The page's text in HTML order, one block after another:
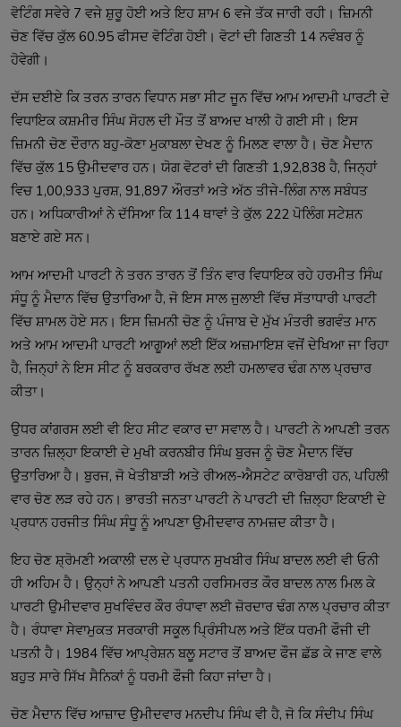
ਵੋਟਿੰਗ ਸਵੇਰੇ 7 ਵਜੇ ਸ਼ੁਰੂ ਹੋਈ ਅਤੇ ਇਹ ਸ਼ਾਮ 6 ਵਜੇ ਤੱਕ ਜਾਰੀ ਰਹੀ। ਜ਼ਿਮਨੀ
ਚੋਣ ਵਿੱਚ ਕੁੱਲ 60.95 ਫੀਸਦ ਵੋਟਿੰਗ ਹੋਈ। ਵੋਟਾਂ ਦੀ ਗਿਣਤੀ 14 ਨਵੰਬਰ ਨੂੰ
ਦੱਸ ਦਈਏ ਕਿ ਤਰਨ ਤਾਰਨ ਵਿਧਾਨ ਸਭਾ ਸੀਟ ਜੂਨ ਵਿੱਚ ਆਮ ਆਦਮੀ ਪਾਰਟੀ ਦੇ
ਵਿਧਾਇਕ ਕਸ਼ਮੀਰ ਸਿੰਘ ਸੋਹਲ ਦੀ ਮੌਤ ਤੋਂ ਬਾਅਦ ਖਾਲੀ ਹੋ ਗਈ ਸੀ। ਇਸ
ਜ਼ਿਮਨੀ ਚੋਣ ਦੌਰਾਨ ਬਹੁ-ਕੋਣਾ ਮੁਕਾਬਲਾ ਦੇਖਣ ਨੂੰ ਮਿਲਣ ਵਾਲਾ ਹੈ। ਚੋਣ ਮੈਦਾਨ
ਵਿੱਚ ਕੁੱਲ 15 ਉਮੀਦਵਾਰ ਹਨ। ਯੋਗ ਵੋਟਰਾਂ ਦੀ ਗਿਣਤੀ 1,92,838 ਹੈ, ਜਿਨ੍ਹਾਂ
ਵਿਚ 1,00,933 ਪੁਰਸ਼, 91,897 ਔਰਤਾਂ ਅਤੇ ਅੱਠ ਤੀਜੇ-ਲਿੰਗ ਨਾਲ ਸਬੰਧਤ
ਹਨ। ਅਧਿਕਾਰੀਆਂ ਨੇ ਦੱਸਿਆ ਕਿ 114 ਥਾਵਾਂ ਤੇ ਕੁੱਲ 222 ਪੋਲਿੰਗ ਸਟੇਸ਼ਨ
ਆਮ ਆਦਮੀ ਪਾਰਟੀ ਨੇ ਤਰਨ ਤਾਰਨ ਤੋਂ ਤਿੰਨ ਵਾਰ ਵਿਧਾਇਕ ਰਹੇ ਹਰਮੀਤ ਸਿੰਘ
ਸੰਧੂ ਨੂੰ ਮੈਦਾਨ ਵਿੱਚ ਉਤਾਰਿਆ ਹੈ, ਜੋ ਇਸ ਸਾਲ ਜੁਲਾਈ ਵਿੱਚ ਸੱਤਾਧਾਰੀ ਪਾਰਟੀ
ਵਿੱਚ ਸ਼ਾਮਲ ਹੋਏ ਸਨ। ਇਸ ਜ਼ਿਮਨੀ ਚੋਣ ਨੂੰ ਪੰਜਾਬ ਦੇ ਮੁੱਖ ਮੰਤਰੀ ਭਗਵੰਤ ਮਾਨ
ਅਤੇ ਆਮ ਆਦਮੀ ਪਾਰਟੀ ਆਗੂਆਂ ਲਈ ਇੱਕ ਅਜ਼ਮਾਇਸ਼ ਵਜੋਂ ਦੇਖਿਆ ਜਾ ਰਿਹਾ
ਹੈ, ਜਿਨ੍ਹਾਂ ਨੇ ਇਸ ਸੀਟ ਨੂੰ ਬਰਕਰਾਰ ਰੱਖਣ ਲਈ ਹਮਲਾਵਰ ਢੰਗ ਨਾਲ ਪ੍ਰਚਾਰ
ਉਧਰ ਕਾਂਗਰਸ ਲਈ ਵੀ ਇਹ ਸੀਟ ਵਕਾਰ ਦਾ ਸਵਾਲ ਹੈ। ਪਾਰਟੀ ਨੇ ਆਪਣੀ ਤਰਨ
ਤਾਰਨ ਜ਼ਿਲ੍ਹਾ ਇਕਾਈ ਦੇ ਮੁਖੀ ਕਰਨਬੀਰ ਸਿੰਘ ਬੁਰਜ ਨੂੰ ਚੋਣ ਮੈਦਾਨ ਵਿੱਚ
ਉਤਾਰਿਆ ਹੈ। ਬੁਰਜ, ਜੋ ਖੇਤੀਬਾੜੀ ਅਤੇ ਰੀਅਲ-ਐਸਟੇਟ ਕਾਰੋਬਾਰੀ ਹਨ, ਪਹਿਲੀ
ਵਾਰ ਚੋਣ ਲੜ ਰਹੇ ਹਨ। ਭਾਰਤੀ ਜਨਤਾ ਪਾਰਟੀ ਨੇ ਪਾਰਟੀ ਦੀ ਜ਼ਿਲ੍ਹਾ ਇਕਾਈ ਦੇ
ਇਹ ਚੋਣ ਸ਼੍ਰੋਮਣੀ ਅਕਾਲੀ ਦਲ ਦੇ ਪ੍ਰਧਾਨ ਸੁਖਬੀਰ ਸਿੰਘ ਬਾਦਲ ਲਈ ਵੀ ਓਨੀ
ਹੀ ਅਹਿਮ ਹੈ। ਉਨ੍ਹਾਂ ਨੇ ਆਪਣੀ ਪਤਨੀ ਹਰਸਿਮਰਤ ਕੌਰ ਬਾਦਲ ਨਾਲ ਮਿਲ ਕੇ
ਪਾਰਟੀ ਉਮੀਦਵਾਰ ਸੁਖਵਿੰਦਰ ਕੌਰ ਰੰਧਾਵਾ ਲਈ ਜ਼ੋਰਦਾਰ ਢੰਗ ਨਾਲ ਪ੍ਰਚਾਰ ਕੀਤਾ
ਹੈ। ਰੰਧਾਵਾ ਸੇਵਾਮੁਕਤ ਸਰਕਾਰੀ ਸਕੂਲ ਪ੍ਰਿੰਸੀਪਲ ਅਤੇ ਇੱਕ ਧਰਮੀ ਫੌਜੀ ਦੀ
ਪਤਨੀ ਹੈ। 1984 ਵਿੱਚ ਆਪ੍ਰੇਸ਼ਨ ਬਲੂ ਸਟਾਰ ਤੋਂ ਬਾਅਦ ਫੌਜ ਛੱਡ ਕੇ ਜਾਣ ਵਾਲੇ
ਚੋਣ ਮੈਦਾਨ ਵਿੱਚ ਆਜ਼ਾਦ ਉਮੀਦਵਾਰ ਮਨਦੀਪ ਸਿੰਘ ਵੀ ਹੈ, ਜੋ ਕਿ ਸੰਦੀਪ ਸਿੰਘ